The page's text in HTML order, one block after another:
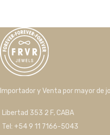
Importador y Venta por mayor de
Libertad 353 2 F, CABA
Tel: +54 9 11 7166-5043